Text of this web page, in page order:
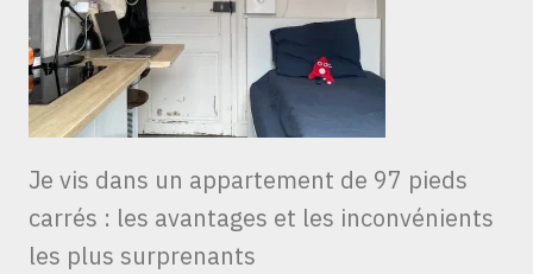
Je vis dans un appartement de 97 pieds
carrés : les avantages et les inconvénients
les plus surprenants